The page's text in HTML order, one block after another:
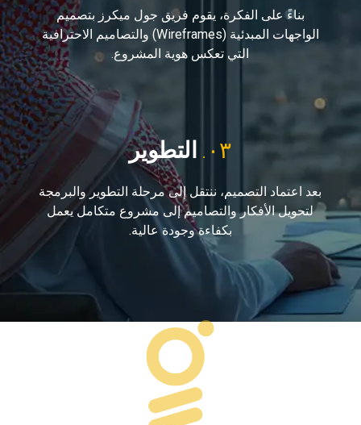
بناءً على الفكرة، يقوم فريق جول ميكرز بتصميم
الواجهات المبدئية (Wireframes) والتصاميم الاحترافية
التي تعكس هوية المشروع.
٠٣. التطوير
بعد اعتماد التصميم، ننتقل إلى مرحلة التطوير والبرمجة
لتحويل الأفكار والتصاميم إلى مشروع متكامل يعمل
بكفاءة وجودة عالية.